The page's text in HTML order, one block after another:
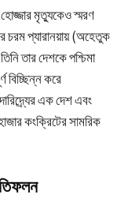
মৃত্যুকেও স্মরণ
চরম প্যারানয়ায় (অহেতুক
তার দেশকে পশ্চিমা
বিচ্ছিন্ন করে
এক দেশ এবং
কংক্রিটের সামরিক